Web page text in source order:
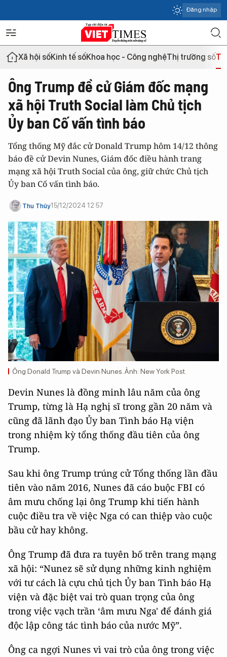
Đăng nhập
Xã hội sốKinh tế sốKhoa học - Công nghệThị trường số
Ông Trump đề cử Giám đốc mạng
xã hội Truth Social làm Chủ tịch
Ủy ban Cố vấn tình báo
Tổng thống Mỹ đắc cử Donald Trump hôm 14/12 thông
báo đề cử Devin Nunes, Giám đốc điều hành trang
mạng xã hội Truth Social của ông, giữ chức Chủ tịch
Ủy ban Cố vấn tình báo.
Thu Thủy15/12/2024 12:57
Ông Donald Trump và Devin Nunes. Ảnh: New York Post.
Devin Nunes là đồng minh lâu năm của ông
Trump, từng là Hạ nghị sĩ trong gần 20 năm và
cũng đã lãnh đạo Ủy ban Tình báo Hạ viện
trong nhiệm kỳ tổng thống đầu tiên của ông
Trump.
Sau khi ông Trump trúng cử Tổng thống lần đầu
tiên vào năm 2016, Nunes đã cáo buộc FBI có
âm mưu chống lại ông Trump khi tiến hành
cuộc điều tra về việc Nga có can thiệp vào cuộc
bầu cử hay không.
Ông Trump đã đưa ra tuyên bố trên trang mạng
xã hội: “Nunez sẽ sử dụng những kinh nghiệm
với tư cách là cựu chủ tịch Ủy ban Tình báo Hạ
viện và đặc biệt vai trò quan trọng của ông
trong việc vạch trần ‘âm mưu Nga' để đánh giá
độc lập công tác tình báo của nước Mỹ”.
Ông ca ngợi Nunes vì ​​vai trò của ông trong việc